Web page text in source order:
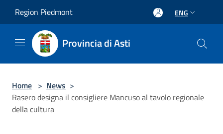
Region Piedmont ENG
Provincia di Asti
Home > News >
Rasero designa il consigliere Mancuso al tavolo regionale
della cultura